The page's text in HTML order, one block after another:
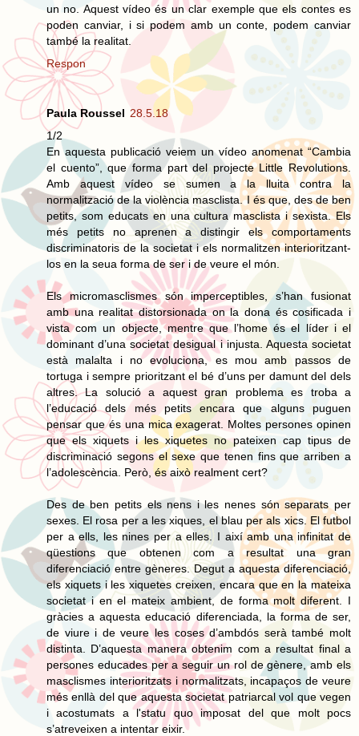
un no. Aquest vídeo és un clar exemple que els contes es
poden canviar, i si podem amb un conte, podem canviar
també la realitat.
Respon
Paula Roussel 28.5.18
1/2
En aquesta publicació veiem un vídeo anomenat “Cambia
el cuento”, que forma part del projecte Little Revolutions.
Amb aquest vídeo se sumen a la lluita contra la
normalització de la violència masclista. I és que, des de ben
petits, som educats en una cultura masclista i sexista. Els
més petits no aprenen a distingir els comportaments
discriminatoris de la societat i els normalitzen interioritzant-
los en la seua forma de ser i de veure el món.
Els micromasclismes són imperceptibles, s’han fusionat
amb una realitat distorsionada on la dona és cosificada i
vista com un objecte, mentre que l’home és el líder i el
dominant d’una societat desigual i injusta. Aquesta societat
està malalta i no evoluciona, es mou amb passos de
tortuga i sempre prioritzant el bé d’uns per damunt del dels
altres. La solució a aquest gran problema es troba a
l’educació dels més petits encara que alguns puguen
pensar que és una mica exagerat. Moltes persones opinen
que els xiquets i les xiquetes no pateixen cap tipus de
discriminació segons el sexe que tenen fins que arriben a
l’adolescència. Però, és això realment cert?
Des de ben petits els nens i les nenes són separats per
sexes. El rosa per a les xiques, el blau per als xics. El futbol
per a ells, les nines per a elles. I així amb una infinitat de
qüestions que obtenen com a resultat una gran
diferenciació entre gèneres. Degut a aquesta diferenciació,
els xiquets i les xiquetes creixen, encara que en la mateixa
societat i en el mateix ambient, de forma molt diferent. I
gràcies a aquesta educació diferenciada, la forma de ser,
de viure i de veure les coses d’ambdós serà també molt
distinta. D’aquesta manera obtenim com a resultat final a
persones educades per a seguir un rol de gènere, amb els
masclismes interioritzats i normalitzats, incapaços de veure
més enllà del que aquesta societat patriarcal vol que vegen
i acostumats a l'statu quo imposat del que molt pocs
s’atreveixen a intentar eixir.